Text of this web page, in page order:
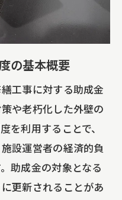
り対策のメリット
の影響と助成金の
成金申請の流れ
れた助成金活用術
修繕工事で費用を抑
と準備
の基本概要
工事に対する助成金
や老朽化した外壁の
を利用することで、
設運営者の経済的負
助成金の対象となる
更新されることがあ